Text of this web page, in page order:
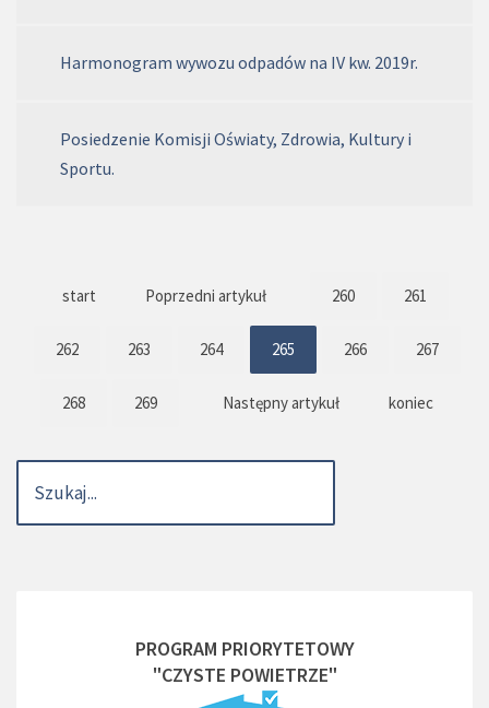
Harmonogram wywozu odpadów na IV kw. 2019r.
Posiedzenie Komisji Oświaty, Zdrowia, Kultury i
Sportu.
start Poprzedni artykuł 260 261
262 263 264 265 266 267
268 269 Następny artykuł koniec
PROGRAM PRIORYTETOWY
"CZYSTE POWIETRZE"